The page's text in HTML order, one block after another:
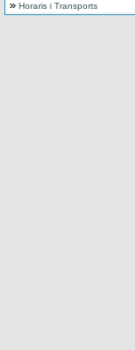
Horaris i Transports